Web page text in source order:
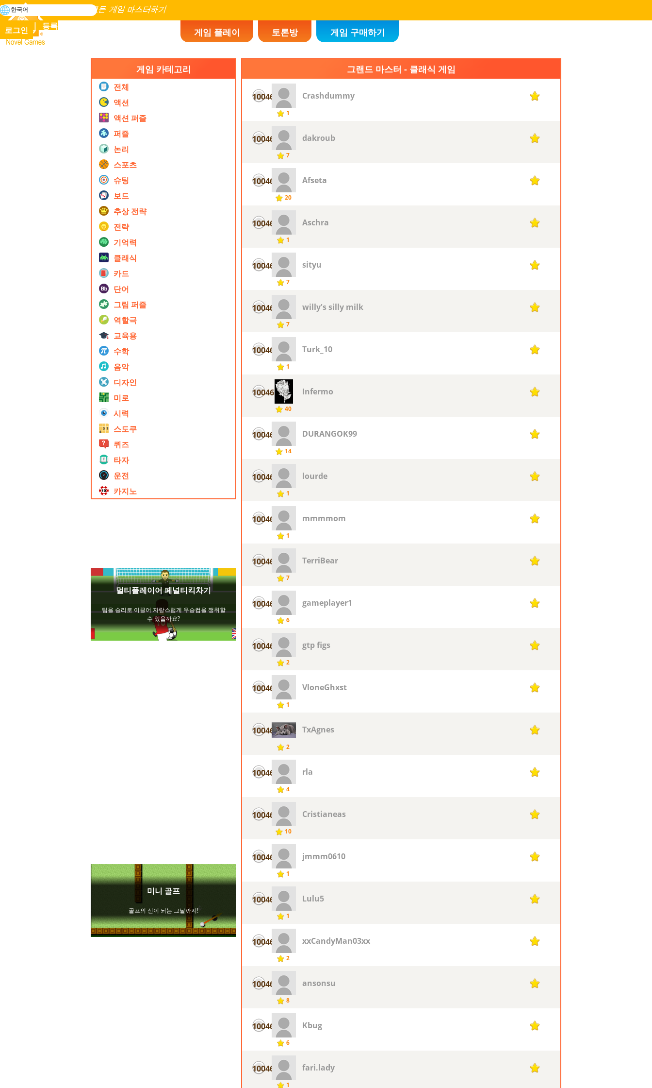
Novel Games
인류 역사에 존재하는 모든 게임 마스터하기
검
색
게임 플레이 토론방 게임 구매하기
로그인 등록
한국어
게임 카테고리
전체
액션
액션 퍼즐
퍼즐
논리
스포츠
슈팅
보드
추상 전략
전략
기억력
클래식
카드
단어
그림 퍼즐
역할극
교육용
수학
음악
디자인
미로
시력
스도쿠
퀴즈
타자
운전
카지노
그랜드 마스터 - 클래식 게임
10046
1
Crashdummy 1
10046
7
dakroub 1
10046
20
Afseta 1
10046
1
Aschra 1
10046
7
sityu 1
10046
7
willy's silly milk 1
10046
1
Turk_10 1
10046
40
Infermo 1
10046
14
DURANGOK99 1
10046
1
lourde 1
10046
1
mmmmom 1
10046
7
TerriBear 1
10046
6
gameplayer1 1
10046
2
gtp figs 1
10046
1
VloneGhxst 1
10046
2
TxAgnes 1
10046
4
rla 1
10046
10
Cristianeas 1
10046
1
jmmm0610 1
10046
1
Lulu5 1
10046
2
xxCandyMan03xx 1
10046
8
ansonsu 1
10046
6
Kbug 1
10046
1
fari.lady 1